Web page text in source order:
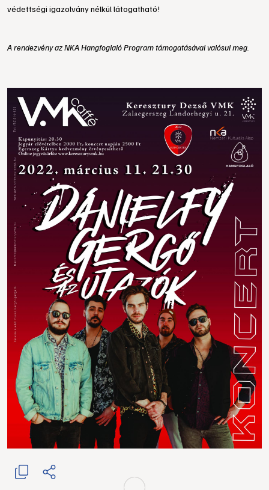
védettségi igazolvány nélkül látogatható!
A rendezvény az NKA Hangfoglaló Program támogatásával valósul meg.